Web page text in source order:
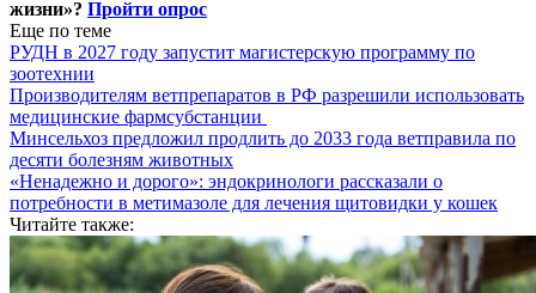
жизни»? Пройти опрос
Еще по теме
РУДН в 2027 году запустит магистерскую программу по
зоотехнии
Производителям ветпрепаратов в РФ разрешили использовать
медицинские фармсубстанции
Минсельхоз предложил продлить до 2033 года ветправила по
десяти болезням животных
«Ненадежно и дорого»: эндокринологи рассказали о
потребности в метимазоле для лечения щитовидки у кошек
Читайте также: